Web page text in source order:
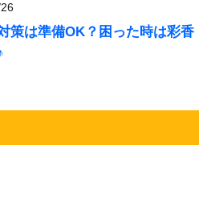
策は準備OK？困った時は彩香